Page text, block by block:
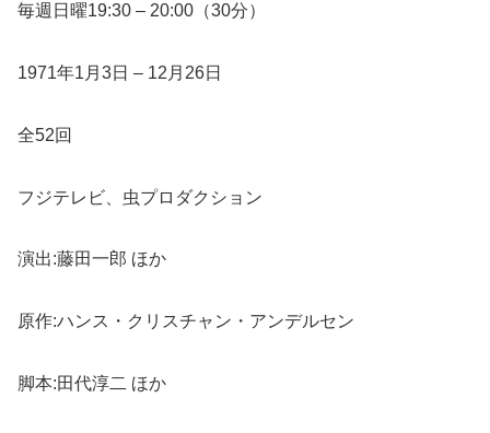
毎週日曜19:30 – 20:00（30分）
1971年1月3日 – 12月26日
全52回
フジテレビ、虫プロダクション
演出:藤田一郎 ほか
原作:ハンス・クリスチャン・アンデルセン
脚本:田代淳二 ほか